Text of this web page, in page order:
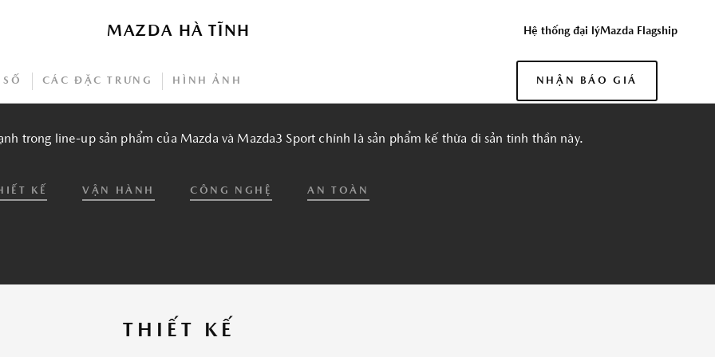
đồng ý với việc sử dụng cookie của chúng tôi.Click
MAZDA HÀ TĨNH Hệ thống đại lýMazda Flagship
CÁC ĐẶC TRƯNG HÌNH ẢNH NHẬN BÁO GIÁ
ĐẶC TRƯNG CỦA MAZDA3 SPORT
trong line-up sản phẩm của Mazda và Mazda3 Sport chính là sản phẩm kế thừa di sản tinh thần này.
KẾ VẬN HÀNH CÔNG NGHỆ AN TOÀN
THIẾT KẾ